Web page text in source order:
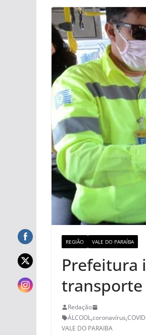
REGIÃO VALE DO PARAÍBA
Prefeitura
Redação
ÁLCOOL,coronavírus,
VALE DO PARAIBA